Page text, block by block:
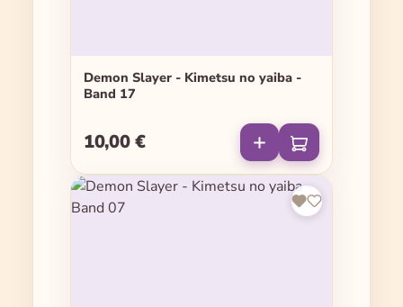
Demon Slayer - Kimetsu no yaiba -
Band 17
Regulärer Preis:
10,00 €